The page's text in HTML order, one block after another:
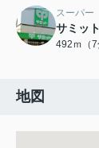
スーパー
サミッ
492ｍ（7
地図